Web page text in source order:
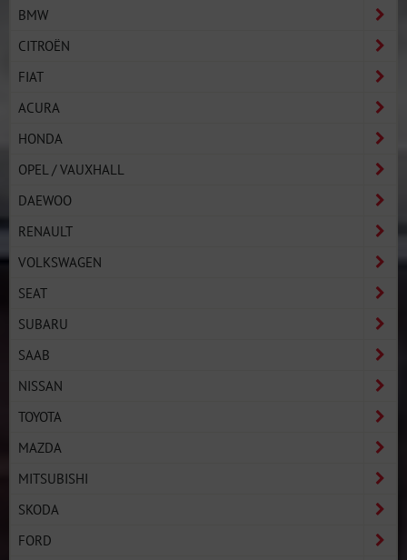
BMW
CITROËN
FIAT
ACURA
HONDA
OPEL / VAUXHALL
DAEWOO
RENAULT
VOLKSWAGEN
SEAT
SUBARU
SAAB
NISSAN
TOYOTA
MAZDA
MITSUBISHI
SKODA
FORD